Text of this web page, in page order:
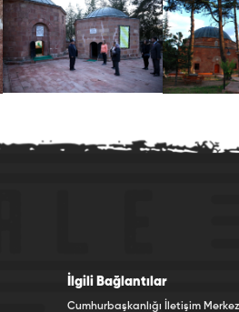
İlgili Bağlantılar
Cumhurbaşkanlığı İletişim